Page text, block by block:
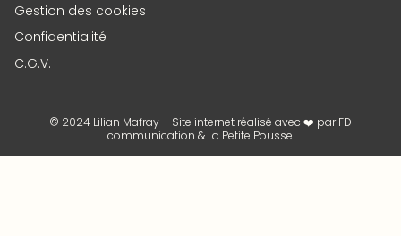
Gestion des cookies
Confidentialité
C.G.V.
© 2024 Lilian Mafray – Site internet réalisé avec ❤️ parFD
communication & La Petite Pousse.